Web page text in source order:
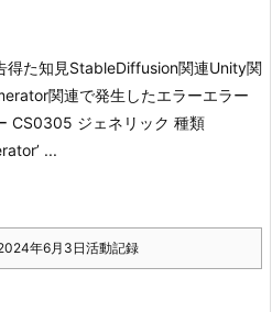
得た知見StableDiffusion関連Unity関
関連で発生したエラーエラー
CS0305 ジェネリック 種類
...
年6月3日活動記録